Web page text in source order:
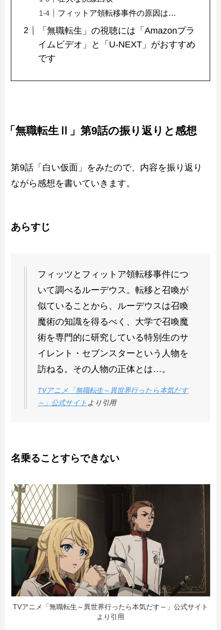
フィットア領転移事件の原因は…
「無職転生」の視聴には「Amazonプラ
イムビデオ」と「U-NEXT」がおすすめ
です
「無職転生Ⅱ」第9話の振り返りと感想
第9話「白い仮面」をみたので、内容を振り返り
ながら感想を書いていきます。
あらすじ
フィッツとフィットア領転移事件につ
いて調べるルーデウス。転移と召喚が
似ていることから、ルーデウスは召喚
魔術の知識を得るべく、大学で召喚魔
術を専門的に研究している特別生のサ
イレント・セブンスターという人物を
訪ねる。その人物の正体とは…。
TVアニメ「無職転生～異世界行ったら本気だす
～」公式サイト より引用
名乗ることすらできない
TVアニメ「無職転生～異世界行ったら本気だす～」公式サイト
より引用